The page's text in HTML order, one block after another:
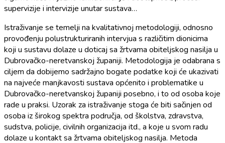
supervizije i intervizije unutar sustava…
Istraživanje se temelji na kvalitativnoj metodologiji, odnosno
provođenju polustrukturiranih intervjua s različitim dionicima
koji u sustavu dolaze u doticaj sa žrtvama obiteljskog nasilja u
Dubrovačko-neretvanskoj županiji. Metodologija je odabrana s
ciljem da dobijemo sadržajno bogate podatke koji će ukazivati
na najveće manjkavosti sustava općenito i problematike u
Dubrovačko-neretvanskoj županiji posebno, i to od osoba koje
rade u praksi. Uzorak za istraživanje stoga će biti sačinjen od
osoba iz širokog spektra područja, od školstva, zdravstva,
sudstva, policije, civilnih organizacija itd., a koje u svom radu
dolaze u kontakt sa žrtvama obiteljskog nasilja. Metoda